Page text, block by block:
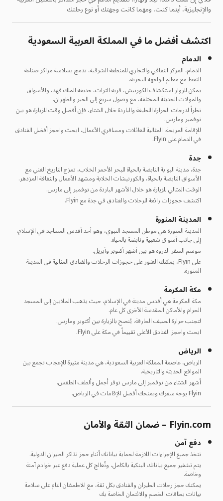
والإنجليزية، أينما كنت، ومهما كانت وجهتك أو نوع رحلتك
اكتشف أفضل ما في المملكة العربية السعودية
الدمام
الدمام، المركز الثقافي والتجاري للمنطقة الشرقية، تدمج بسلاسة مراكز صناعة
النفط مع معالم الواجهة البحرية.
يمكن للزوار استكشاف الكورنيش، قرية التراث، حديقة الملك فهد، والأسواق
والمولات الحديثة المختلفة، مع وصول سريع إلى الخبر والظهران.
نظراً لدرجات الحرارة اللطيفة والباردة خلال الشتاء، فإن أفضل وقت للزيارة هو بين
نوفمبر ومارس.
للإقامة المريحة، المثالية للعائلات ومسافري الأعمال، ابحث واحجز أفضل الفنادق
في الدمام على Flyin.
جدة
جدة، مدينة البوابة النابضة بالحياة للبحر الأحمر الخلاب، تمزج التاريخ الغني مع
الأسواق النابضة بالحياة، والكورنيشات الخلابة ومشهد الأعمال والثقافة المزدهر.
الوقت المثالي للزيارة هو خلال الأشهر الباردة من نوفمبر إلى مارس.
اكتشف حجوزات رائعة للرحلات والفنادق في جدة مع Flyin.
المدينة المنورة
المدينة المنورة هي موطن المسجد النبوي، وهو أحد أقدس المساجد في الإسلام،
إلى جانب أسواق شعبية ونابضة بالحياة.
موسم السفر الذروة هو بين أشهر أكتوبر وأبريل.
على Flyin، يمكنك العثور على حجوزات الرحلات والفنادق المثالية في المدينة
المنورة.
مكة المكرمة
مكة المكرمة هي أقدس مدينة في الإسلام، حيث يذهب الملايين إلى المسجد
الحرام والأماكن المقدسة الأخرى كل عام.
لتجنب حرارة الصيف الحارقة، يُنصح بالزيارة بين أكتوبر ومارس.
ابحث واحجز الفنادق الأعلى تقييماً في مكة على Flyin.
الرياض
الرياض، عاصمة المملكة العربية السعودية، هي مدينة مثيرة للإعجاب تجمع بين
المواقع الحديثة والتاريخية.
أشهر الشتاء من نوفمبر إلى مارس توفر أجمل وألطف الطقس.
Flyin يوجه سفرك ويمنحك أفضل الإقامات في الرياض.
Flyin.com – ضمان الثقة والأمان
دفع آمن
نتخذ جميع الإجراءات اللازمة لحماية بياناتك أثناء حجز تذاكر الطيران الدولية.
يتم تشفير جميع بياناتك البنكية بالكامل، وتُعالج كل عملية دفع عبر خوادم آمنة
وخاصة.
يمكنك حجز رحلات الطيران والفنادق بكل ثقة، مع الاطمئنان التام على سلامة
بيانات بطاقات الخصم والائتمان الخاصة بك